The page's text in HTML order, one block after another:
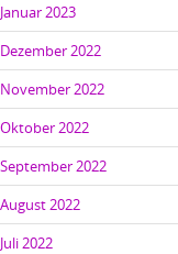
Januar 2023
Dezember 2022
November 2022
Oktober 2022
September 2022
August 2022
Juli 2022